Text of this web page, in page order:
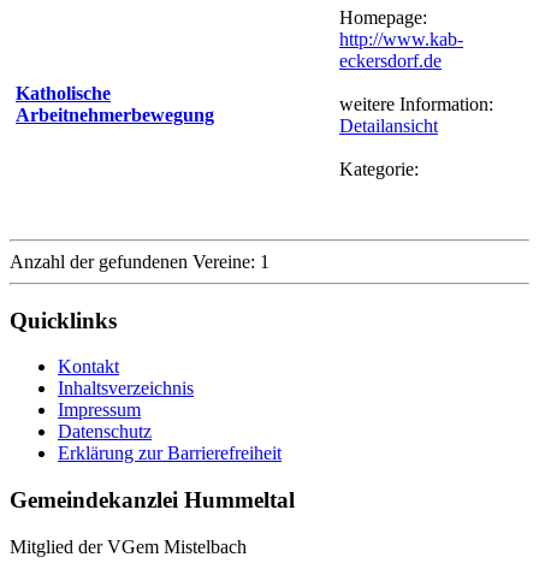
Katholische
Arbeitnehmerbewegung
Homepage:
http://www.kab-
eckersdorf.de
weitere Information:
Detailansicht
Kategorie:
Anzahl der gefundenen Vereine: 1
Quicklinks
Kontakt
Inhaltsverzeichnis
Impressum
Datenschutz
Erklärung zur Barrierefreiheit
Gemeindekanzlei Hummeltal
Mitglied der VGem Mistelbach